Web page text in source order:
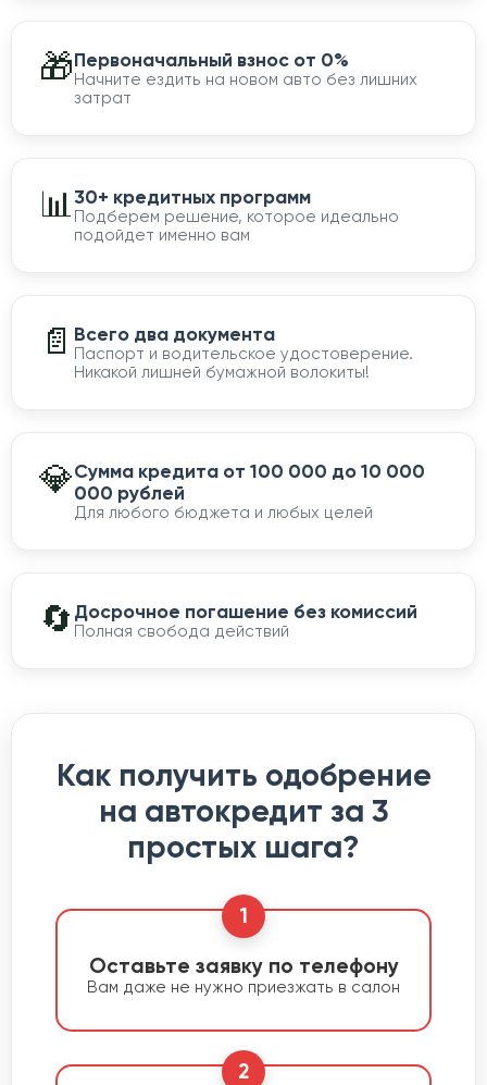
🎁Первоначальный взнос от 0%
Начните ездить на новом авто без лишних
затрат
📊30+ кредитных программ
Подберем решение, которое идеально
подойдет именно вам
📄 Всего два документа
Паспорт и водительское удостоверение.
Никакой лишней бумажной волокиты!
💎Сумма кредита от 100 000 до 10 000
000 рублей
Для любого бюджета и любых целей
🔄 Досрочное погашение без комиссий
Полная свобода действий
Как получить одобрение
на автокредит за 3
простых шага?
1
Оставьте заявку по телефону
Вам даже не нужно приезжать в салон
2